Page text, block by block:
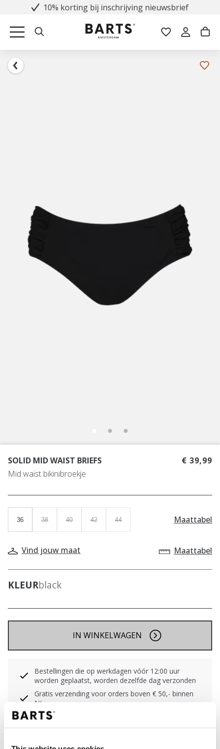
10% korting bij inschrijving nieuwsbrief
SOLID MID WAIST BRIEFS
Mid waist bikinibroekje
€ 39,99
36 38 40 42 44 Maattabel
Vind jouw maat Maattabel
KLEURblack
IN WINKELWAGEN
Bestellingen die op werkdagen vóór 12:00 uur
worden geplaatst, worden dezelfde dag verzonden
Gratis verzending voor orders boven € 50,- binnen
NL
Binnen 30 dagen retourneren